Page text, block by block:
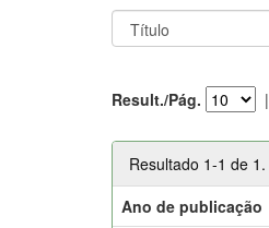
Result./Pág. |
Resultado 1-1 de 1.
Ano de publicação